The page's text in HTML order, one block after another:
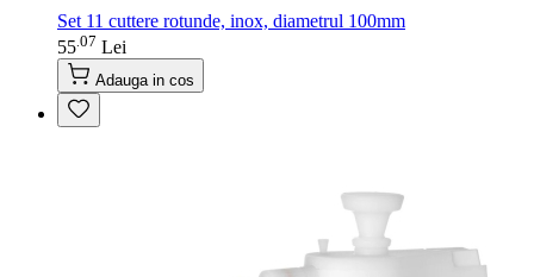
Set 11 cuttere rotunde, inox, diametrul 100mm
55 07 Lei
Adauga in cos